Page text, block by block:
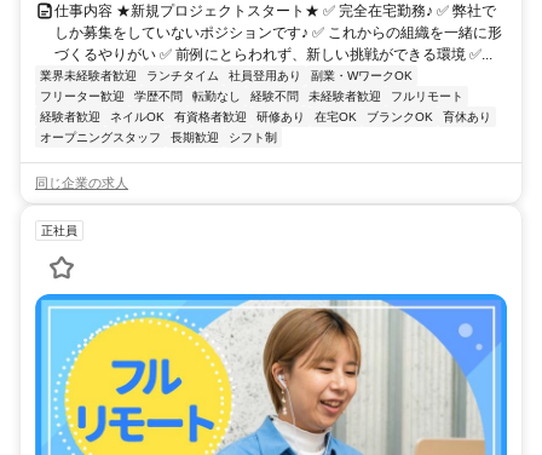
仕事内容 ★新規プロジェクトスタート★ ✅ 完全在宅勤務♪ ✅ 弊社で
しか募集をしていないポジションです♪ ✅ これからの組織を一緒に形
づくるやりがい ✅ 前例にとらわれず、新しい挑戦ができる環境 ✅...
業界未経験者歓迎 ランチタイム 社員登用あり
副業・WワークOK
フリーター歓迎
学歴不問 転勤なし 経験不問 未経験者歓迎
フルリモート
経験者歓迎
ネイルOK 有資格者歓迎 研修あり 在宅OK ブランクOK
育休あり
オープニングスタッフ
長期歓迎 シフト制
同じ企業の求人
正社員